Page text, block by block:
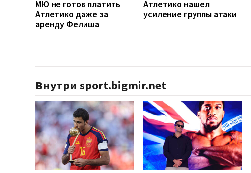
МЮ не готов платить
Атлетико даже за
аренду Фелиша
Атлетико нашел
усиление группы атаки
Внутри sport.bigmir.net